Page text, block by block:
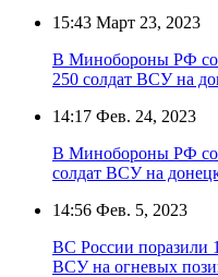
15:43 Март 23, 2023
В Минобороны РФ
250 солдат ВСУ на
14:17 Фев. 24, 2023
В Минобороны РФ
солдат ВСУ на
14:56 Фев. 5, 2023
ВС России поразили
ВСУ на огневых